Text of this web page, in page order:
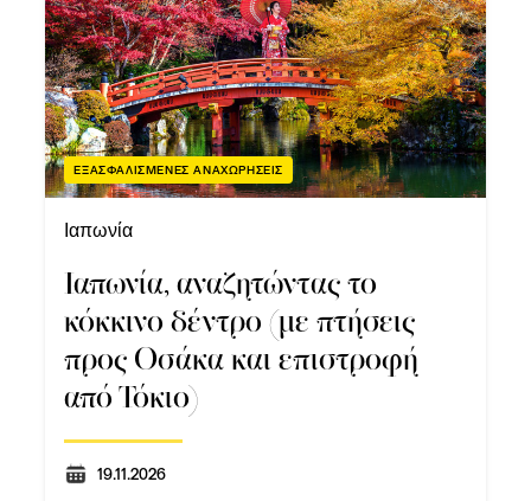
ΕΞΑΣΦΑΛΙΣΜΕΝΕΣ ΑΝΑΧΩΡΗΣΕΙΣ
Ιαπωνία
Ιαπωνία, αναζητώντας το
κόκκινο δέντρο (με πτήσεις
προς Οσάκα και επιστροφή
από Τόκιο)
19.11.2026